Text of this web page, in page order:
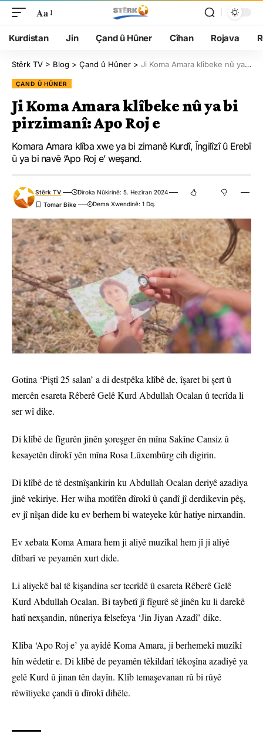
Aa
Kurdistan Jin Çand û Hûner Cîhan Rojava
Stêrk TV > Blog > Çand û Hûner > Ji Koma Amara klîbeke nû ya bi pirzimanî: Apo Roj e
ÇAND Û HÛNER
Ji Koma Amara klîbeke nû ya bi
pirzimanî: Apo Roj e
Komara Amara klîba xwe ya bi zimanê Kurdî, Îngilîzî û Erebî
û ya bi navê ‘Apo Roj e’ weşand.
Stêrk TV
Dîroka Nûkirinê: 5. Hezîran 2024
Dema Xwendinê: 1 Dq.
Gotina ‘Piştî 25 salan’ a di destpêka klîbê de, îşaret bi şert û
mercên esareta Rêberê Gelê Kurd Abdullah Ocalan û tecrîda li
ser wî dike.
Di klîbê de fîgurên jinên şoreşger ên mîna Sakîne Cansiz û
kesayetên dîrokî yên mîna Rosa Lûxembûrg cih digirin.
Di klîbê de tê destnîşankirin ku Abdullah Ocalan deriyê azadiya
jinê vekiriye. Her wiha motîfên dîrokî û çandî jî derdikevin pêş,
ev jî nîşan dide ku ev berhem bi wateyeke kûr hatiye nirxandin.
Ev xebata Koma Amara hem ji aliyê muzîkal hem jî ji aliyê
dîtbarî ve peyamên xurt dide.
Li aliyekê bal tê kişandina ser tecrîdê û esareta Rêberê Gelê
Kurd Abdullah Ocalan. Bi taybetî jî fîgurê sê jinên ku li darekê
hatî nexşandin, nûneriya felsefeya ‘Jin Jiyan Azadî’ dike.
Klîba ‘Apo Roj e’ ya ayîdê Koma Amara, ji berhemekî muzîkî
hîn wêdetir e. Di klîbê de peyamên têkildarî têkoşîna azadiyê ya
gelê Kurd û jinan tên dayîn. Klîb temaşevanan rû bi rûyê
rêwîtiyeke çandî û dîrokî dihêle.